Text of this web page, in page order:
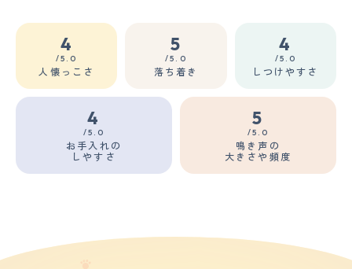
4
/5.0
人懐っこさ
5
/5.0
落ち着き
4
/5.0
しつけやすさ
4
/5.0
お手入れの
しやすさ
5
/5.0
鳴き声の
大きさや頻度